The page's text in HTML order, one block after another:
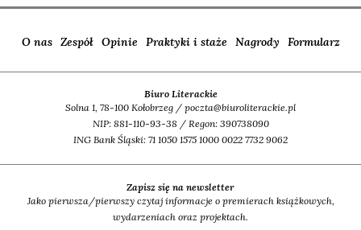
O nas Zespół Opinie Praktyki i staże Nagrody Formularz
Biuro Literackie
Solna 1, 78-100 Kołobrzeg / poczta@biuroliterackie.pl
NIP: 881-110-93-38 / Regon: 390738090
ING Bank Śląski: 71 1050 1575 1000 0022 7732 9062
Zapisz się na newsletter
Jako pierwsza/pierwszy czytaj informacje o premierach książkowych,
wydarzeniach oraz projektach.